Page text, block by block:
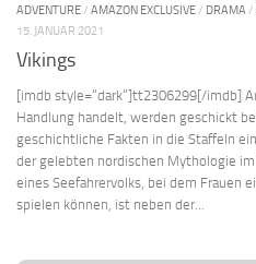
ADVENTURE/ AMAZON EXCLUSIVE/ DRAMA /
15. JANUAR 2021
Vikings
[imdb style=“dark“]tt2306299[/imdb]
Handlung handelt, werden geschickt
geschichtliche Fakten in die Staffeln
der gelebten nordischen Mythologie
eines Seefahrervolks, bei dem Frauen
spielen können, ist neben der...